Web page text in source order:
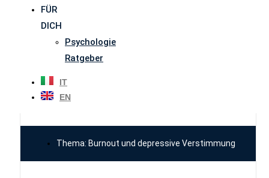
FÜR
DICH
Psychologie
Ratgeber
IT
EN
Thema: Burnout und depressive Verstimmung